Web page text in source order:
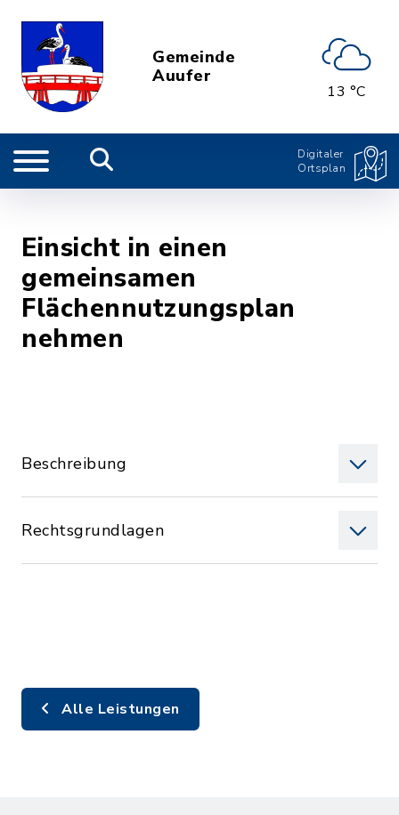
Gemeinde
Auufer
13 °C
Digitaler
Ortsplan
Einsicht in einen
gemeinsamen
Flächennutzungsplan
nehmen
Beschreibung
Rechtsgrundlagen
Alle Leistungen